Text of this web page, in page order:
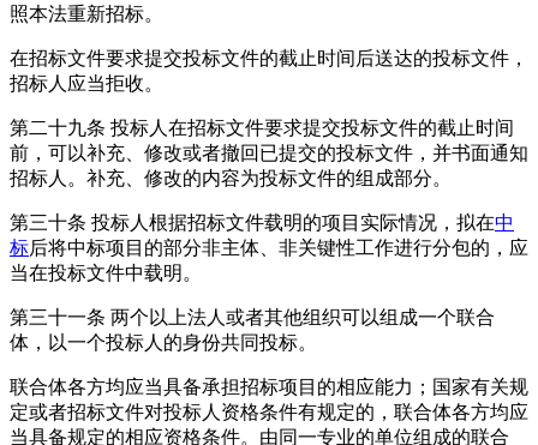
照本法重新招标。
在招标文件要求提交投标文件的截止时间后送达的投标文件，
招标人应当拒收。
第二十九条 投标人在招标文件要求提交投标文件的截止时间
前，可以补充、修改或者撤回已提交的投标文件，并书面通知
招标人。补充、修改的内容为投标文件的组成部分。
第三十条 投标人根据招标文件载明的项目实际情况，拟在中
标后将中标项目的部分非主体、非关键性工作进行分包的，应
当在投标文件中载明。
第三十一条 两个以上法人或者其他组织可以组成一个联合
体，以一个投标人的身份共同投标。
联合体各方均应当具备承担招标项目的相应能力；国家有关规
定或者招标文件对投标人资格条件有规定的，联合体各方均应
当具备规定的相应资格条件。由同一专业的单位组成的联合